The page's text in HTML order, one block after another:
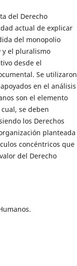
del Derecho
actual de explicar
del monopolio
y el pluralismo
desde el
Se utilizaron
en el análisis
son el elemento
se deben
los Derechos
planteada
concéntricos que
del Derecho